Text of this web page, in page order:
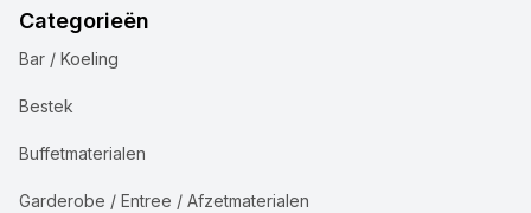
Categorieën
Bar / Koeling
Bestek
Buffetmaterialen
Garderobe / Entree / Afzetmaterialen